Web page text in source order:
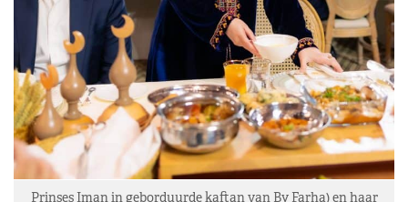
Prinses Iman in geborduurde kaftan van By Farha) en haar